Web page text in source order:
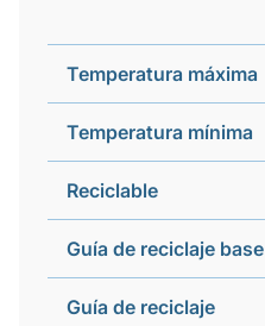
Temperatura máxima
Temperatura mínima
Reciclable
Guía de reciclaje base
Guía de reciclaje